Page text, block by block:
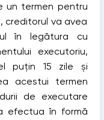
un termen pentru
creditorul va avea
în legătura cu
executoriu,
puțin 15 zile și
acestui termen
de executare
efectua în formă